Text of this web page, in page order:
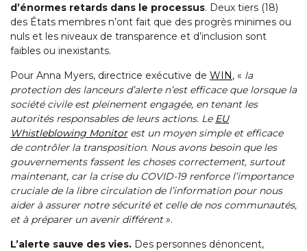
d’énormes retards dans le processus. Deux tiers (18)
des États membres n’ont fait que des progrès minimes ou
nuls et les niveaux de transparence et d’inclusion sont
faibles ou inexistants.
Pour Anna Myers, directrice exécutive de WIN, « la
protection des lanceurs d’alerte n’est efficace que lorsque la
société civile est pleinement engagée, en tenant les
autorités responsables de leurs actions. Le EU
Whistleblowing Monitorest un moyen simple et efficace
de contrôler la transposition. Nous avons besoin que les
gouvernements fassent les choses correctement, surtout
maintenant, car la crise du COVID-19 renforce l’importance
cruciale de la libre circulation de l’information pour nous
aider à assurer notre sécurité et celle de nos communautés,
et à préparer un avenir différent».
L’alerte sauve des vies. Des personnes dénoncent,